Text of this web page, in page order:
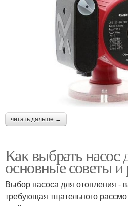
читать дальше →
Как выбрать насос
основные советы
Выбор насоса для отопления -
требующая тщательного